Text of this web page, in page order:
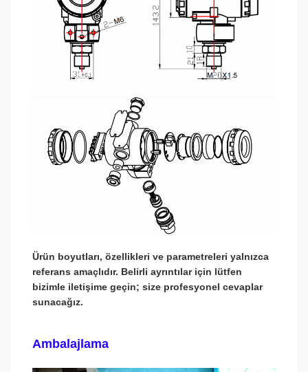
Ürün boyutları, özellikleri ve parametreleri yalnızca
referans amaçlıdır. Belirli ayrıntılar için lütfen
bizimle iletişime geçin; size profesyonel cevaplar
sunacağız.
Ambalajlama